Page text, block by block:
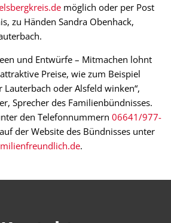
möglich oder per Post
zu Händen Sandra Obenhack,
und Entwürfe – Mitmachen lohnt
Preise, wie zum Beispiel
Lauterbach oder Alsfeld winken“,
Sprecher des Familienbündnisses.
den Telefonnummern 06641/977-
der Website des Bündnisses unter
.